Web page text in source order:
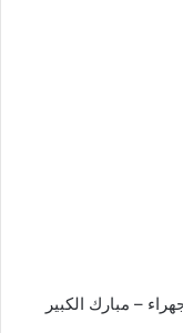
– مبارك الكبير